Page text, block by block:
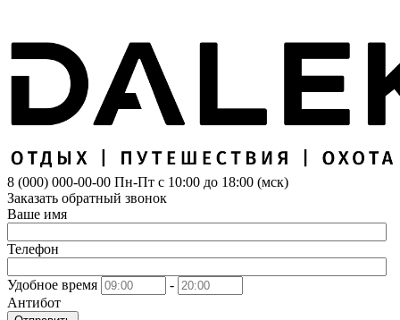
8 (000) 000-00-00 Пн-Пт с 10:00 до 18:00 (мск)
Заказать обратный звонок
Ваше имя
Телефон
Удобное время
-
Антибот